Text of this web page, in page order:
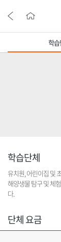
학
학습단체
유치원, 어린이집 및
해양생물 탐구 및 체
다.
단체 요금